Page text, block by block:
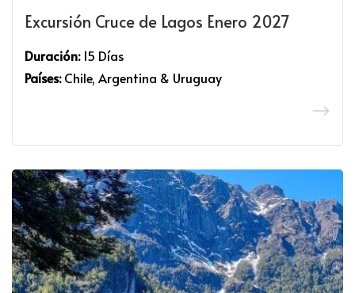
Excursión Cruce de Lagos Enero 2027
Duración:15 Días
Países:Chile, Argentina & Uruguay